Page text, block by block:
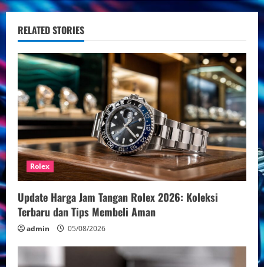
u
e
R
e
a
d
i
n
g
RELATED STORIES
Rolex
Update Harga Jam Tangan Rolex 2026: Koleksi
Terbaru dan Tips Membeli Aman
admin 05/08/2026